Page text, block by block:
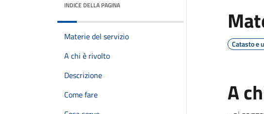
INDICE DELLA PAGINA
Materie del servizio
A chi è rivolto
Descrizione
Come fare
Catasto e
A